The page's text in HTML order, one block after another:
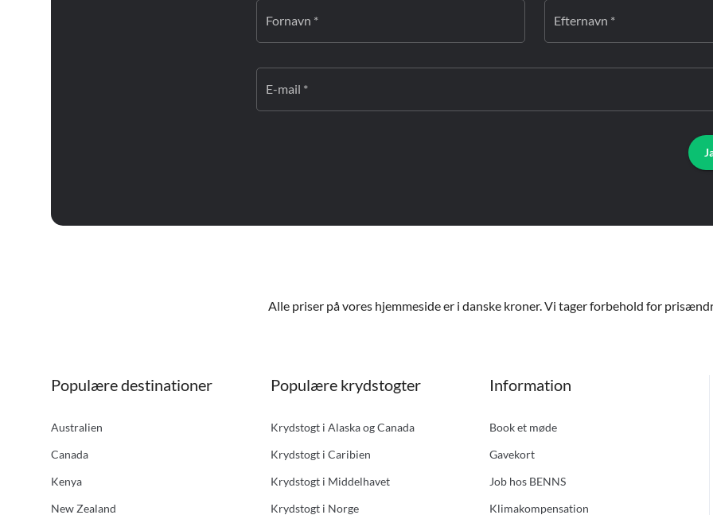
Fornavn * Efternavn *
E-mail *
Alle priser på vores hjemmeside er i danske kroner. Vi tager forbehold for
Populære destinationer
Australien
Canada
Kenya
New Zealand
Populære krydstogter
Krydstogt i Alaska og Canada
Krydstogt i Caribien
Krydstogt i Middelhavet
Krydstogt i Norge
Information
Book et møde
Gavekort
Job hos BENNS
Klimakompensation